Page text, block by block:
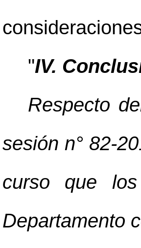
"IV.
Respecto
sesión n° 82-
curso que los
Departamento